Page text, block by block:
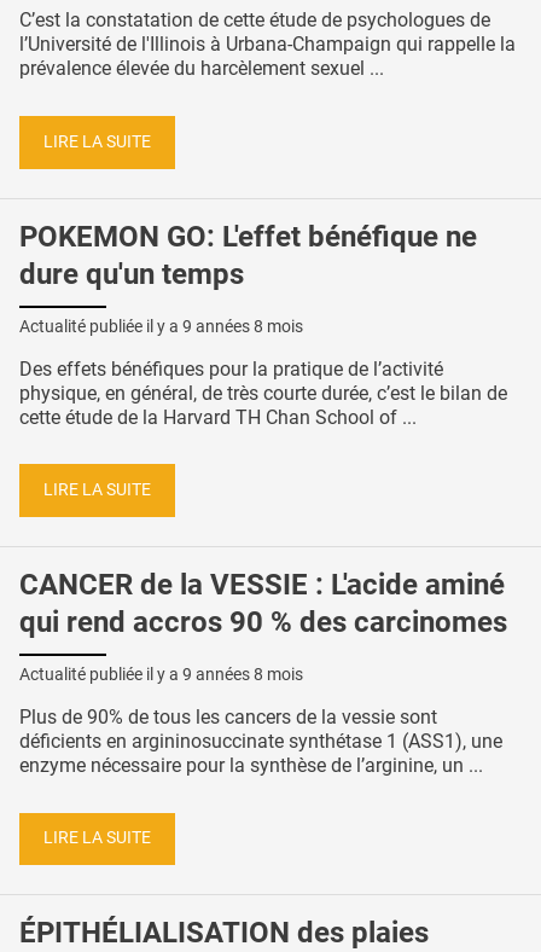
C’est la constatation de cette étude de psychologues de
l’Université de l'Illinois à Urbana-Champaign qui rappelle la
prévalence élevée du harcèlement sexuel ...
LIRE LA SUITE
POKEMON GO: L'effet bénéfique ne
dure qu'un temps
Actualité publiée il y a 9 années 8 mois
Des effets bénéfiques pour la pratique de l’activité
physique, en général, de très courte durée, c’est le bilan de
cette étude de la Harvard TH Chan School of ...
LIRE LA SUITE
CANCER de la VESSIE : L'acide aminé
qui rend accros 90 % des carcinomes
Actualité publiée il y a 9 années 8 mois
Plus de 90% de tous les cancers de la vessie sont
déficients en argininosuccinate synthétase 1 (ASS1), une
enzyme nécessaire pour la synthèse de l’arginine, un ...
LIRE LA SUITE
ÉPITHÉLIALISATION des plaies